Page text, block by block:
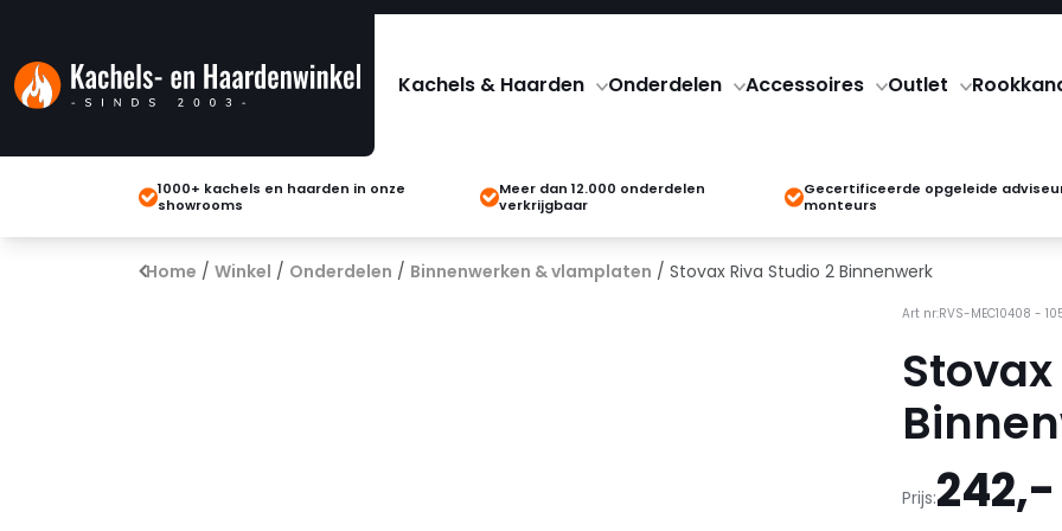
Kachels & Haarden Onderdelen Accessoires Outlet
1000+ kachels en haarden in onze
showrooms
Meer dan 12.000 onderdelen
verkrijgbaar
Gecertificeerde opgeleide
monteurs
Home / Winkel / Onderdelen / Binnenwerken & vlamplaten / Stovax Riva Studio 2 Binnenwerk
Art nr:RVS-MEC10408 -
Prijs:242,-